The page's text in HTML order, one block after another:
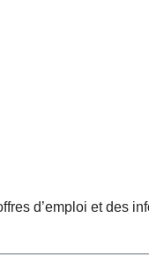
d’emploi et des